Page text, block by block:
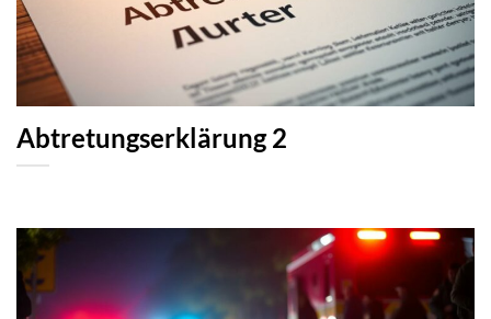
Abtretungserklärung 2